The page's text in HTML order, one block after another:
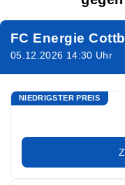
FC Energie
05.12.2026 14:30 Uhr
NIEDRIGSTER PREIS